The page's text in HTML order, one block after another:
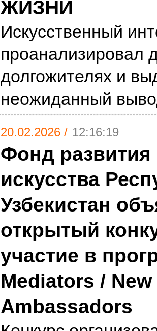
ЖИЗНИ
Искусственный
проанализировал
долгожителях и
неожиданный
20.02.2026 / 12:16:19
Фонд развития
искусства
Узбекистан
открытый
участие в
Mediators / New
Ambassadors